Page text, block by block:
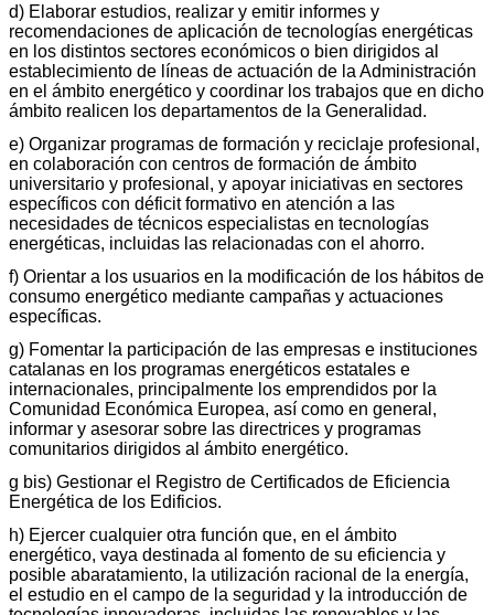
d) Elaborar estudios, realizar y emitir informes y
recomendaciones de aplicación de tecnologías energéticas
en los distintos sectores económicos o bien dirigidos al
establecimiento de líneas de actuación de la Administración
en el ámbito energético y coordinar los trabajos que en dicho
ámbito realicen los departamentos de la Generalidad.
e) Organizar programas de formación y reciclaje profesional,
en colaboración con centros de formación de ámbito
universitario y profesional, y apoyar iniciativas en sectores
específicos con déficit formativo en atención a las
necesidades de técnicos especialistas en tecnologías
energéticas, incluidas las relacionadas con el ahorro.
f) Orientar a los usuarios en la modificación de los hábitos de
consumo energético mediante campañas y actuaciones
específicas.
g) Fomentar la participación de las empresas e instituciones
catalanas en los programas energéticos estatales e
internacionales, principalmente los emprendidos por la
Comunidad Económica Europea, así como en general,
informar y asesorar sobre las directrices y programas
comunitarios dirigidos al ámbito energético.
g bis) Gestionar el Registro de Certificados de Eficiencia
Energética de los Edificios.
h) Ejercer cualquier otra función que, en el ámbito
energético, vaya destinada al fomento de su eficiencia y
posible abaratamiento, la utilización racional de la energía,
el estudio en el campo de la seguridad y la introducción de